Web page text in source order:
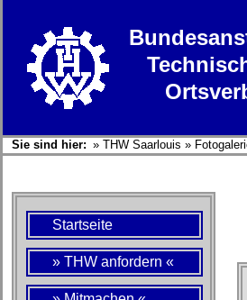
Sie sind hier: » THW Saarlouis »
Startseite
» THW anfordern «